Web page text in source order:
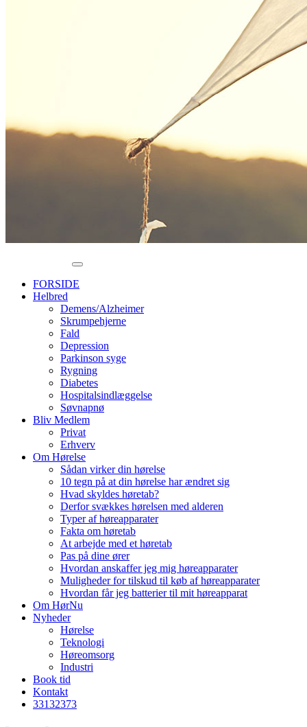
FORSIDE
Helbred
Demens/Alzheimer
Skrumpehjerne
Fald
Depression
Parkinson syge
Rygning
Diabetes
Hospitalsindlæggelse
Søvnapnø
Bliv Medlem
Privat
Erhverv
Om Hørelse
Sådan virker din hørelse
10 tegn på at din hørelse har ændret sig
Hvad skyldes høretab?
Derfor svækkes hørelsen med alderen
Typer af høreapparater
Fakta om høretab
At arbejde med et høretab
Pas på dine ører
Hvordan anskaffer jeg mig høreapparater
Muligheder for tilskud til køb af høreapparater
Hvordan får jeg batterier til mit høreapparat
Om HørNu
Nyheder
Hørelse
Teknologi
Høreomsorg
Industri
Book tid
Kontakt
33132373